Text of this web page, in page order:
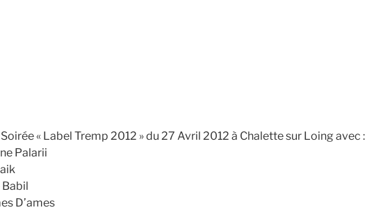
« Label Tremp 2012 » du 27 Avril 2012 à Chalette sur Loing avec :
Palarii
Babil
D’ames